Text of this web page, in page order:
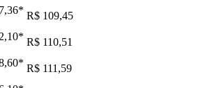
* R$ 109,45
* R$ 110,51
* R$ 111,59